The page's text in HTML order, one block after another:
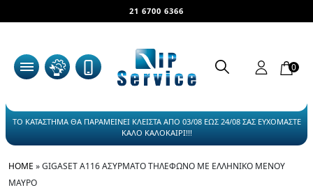
21 6700 6366
0
ΤΟ ΚΑΤΑΣΤΗΜΑ ΘΑ ΠΑΡΑΜΕΙΝΕΙ ΚΛΕΙΣΤΑ ΑΠΟ 03/08 ΕΩΣ 24/08 ΣΑΣ ΕΥΧΟΜΑΣΤΕ
ΚΑΛΟ ΚΑΛΟΚΑΙΡΙ!!!
HOME »GIGASET A116 ΑΣΎΡΜΑΤΟ ΤΗΛΈΦΩΝΟ ΜΕ ΕΛΛΗΝΙΚΌ ΜΕΝΟΎ
ΜΑΎΡΟ